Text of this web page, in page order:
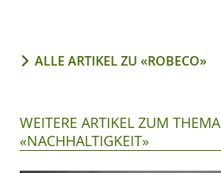
ALLE ARTIKEL ZU «ROBECO»
WEITERE ARTIKEL ZUM THEMA
«NACHHALTIGKEIT»